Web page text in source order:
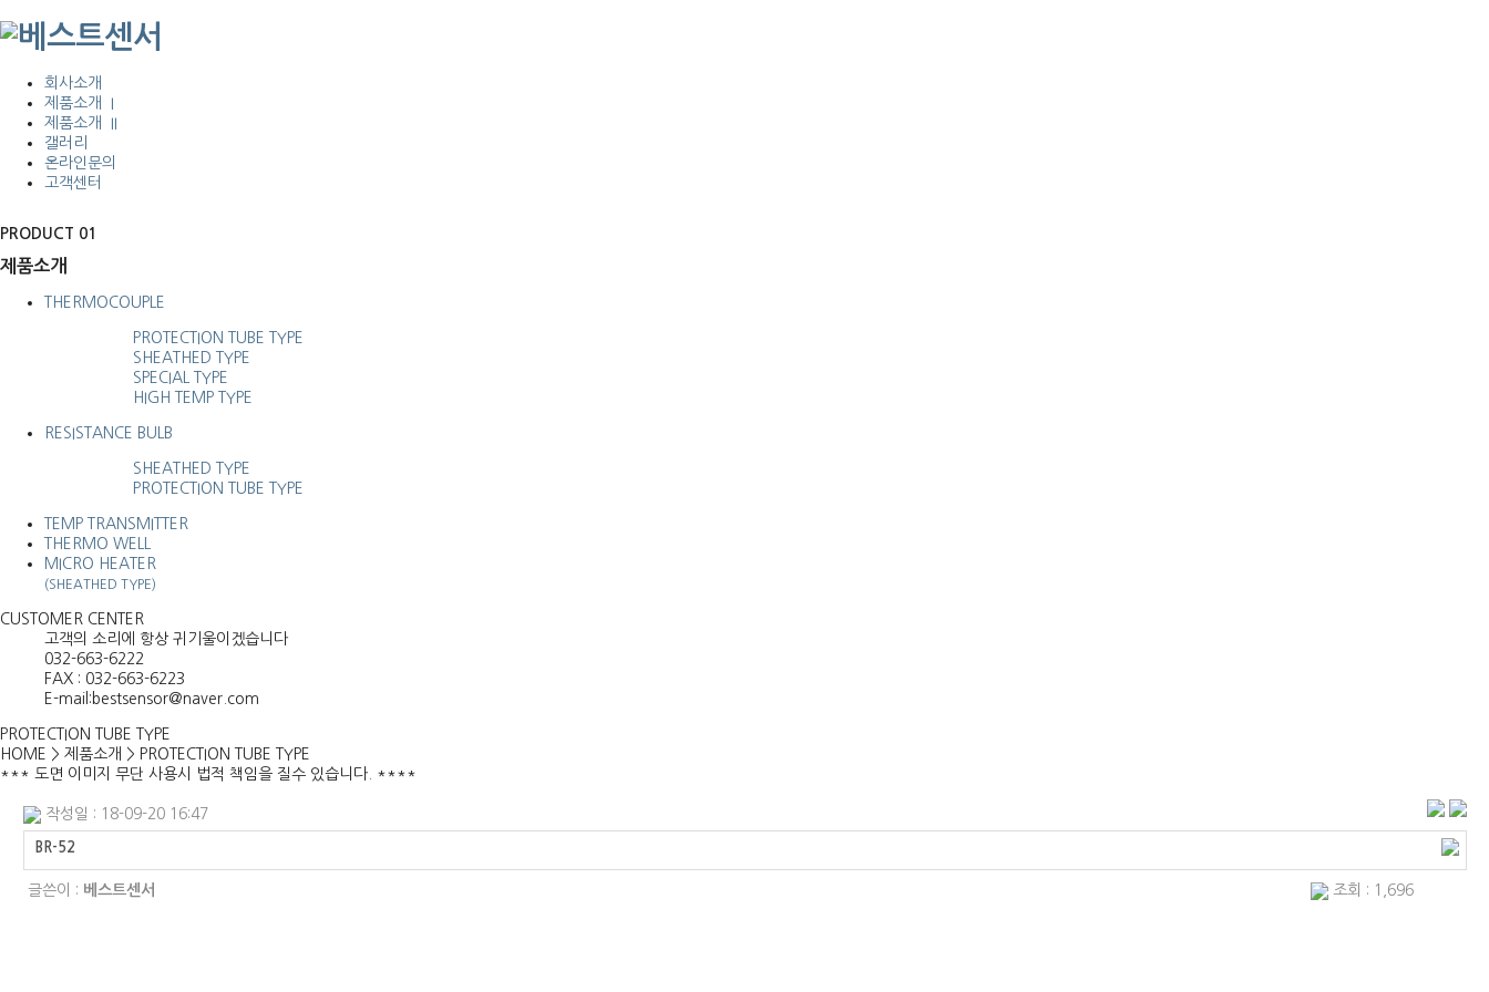
회사소개
제품소개 I
제품소개 II
갤러리
온라인문의
고객센터
PRODUCT 01
제품소개
THERMOCOUPLE
PROTECTION TUBE TYPE
SHEATHED TYPE
SPECIAL TYPE
HIGH TEMP TYPE
RESISTANCE BULB
SHEATHED TYPE
PROTECTION TUBE TYPE
TEMP TRANSMITTER
THERMO WELL
MICRO HEATER
(SHEATHED TYPE)
CUSTOMER CENTER
고객의 소리에 항상 귀기울이겠습니다
032-663-6222
FAX : 032-663-6223
E-mail:bestsensor@naver.com
PROTECTION TUBE TYPE
HOME > 제품소개 > PROTECTION TUBE TYPE
*** 도면 이미지 무단 사용시 법적 책임을 질수 있습니다. ****
작성일 : 18-09-20 16:47
BR-52
글쓴이 : 베스트센서 조회 : 1,696